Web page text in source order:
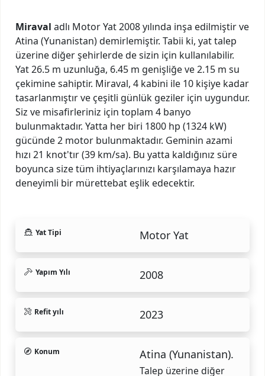
Miraval adlı Motor Yat 2008 yılında inşa edilmiştir ve
Atina (Yunanistan) demirlemiştir. Tabii ki, yat talep
üzerine diğer şehirlerde de sizin için kullanılabilir.
Yat 26.5 m uzunluğa, 6.45 m genişliğe ve 2.15 m su
çekimine sahiptir. Miraval, 4 kabini ile 10 kişiye kadar
tasarlanmıştır ve çeşitli günlük geziler için uygundur.
Siz ve misafirleriniz için toplam 4 banyo
bulunmaktadır. Yatta her biri 1800 hp (1324 kW)
gücünde 2 motor bulunmaktadır. Geminin azami
hızı 21 knot'tır (39 km/sa). Bu yatta kaldığınız süre
boyunca size tüm ihtiyaçlarınızı karşılamaya hazır
deneyimli bir mürettebat eşlik edecektir.
Yat Tipi Motor Yat
Yapım Yılı 2008
Refit yılı 2023
Konum Atina (Yunanistan).
Talep üzerine diğer